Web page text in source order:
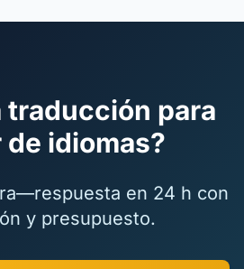
traducción para
de idiomas?
en 24 h con
y presupuesto.